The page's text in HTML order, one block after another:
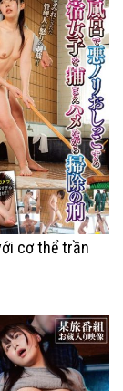
cơ thể trần